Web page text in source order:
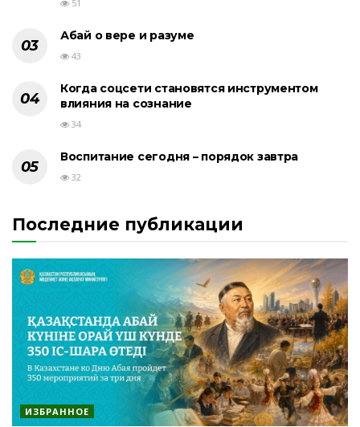
51
Абай о вере и разуме
43
Когда соцсети становятся инструментом
влияния на сознание
34
Воспитание сегодня – порядок завтра
32
Последние публикации
ИЗБРАННОЕ